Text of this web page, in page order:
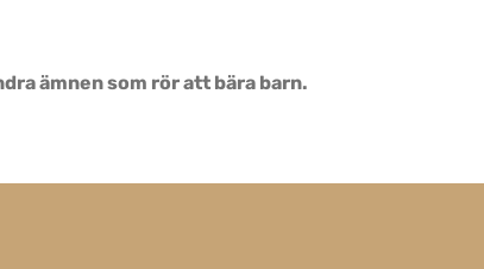
ämnen som rör att bära barn.